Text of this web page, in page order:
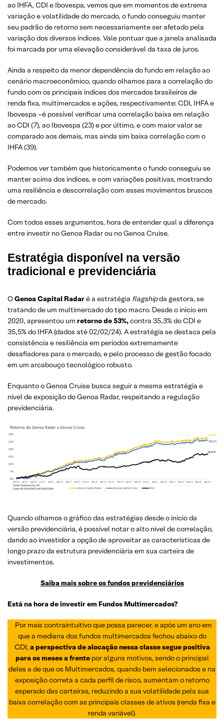
ao IHFA, CDI e Ibovespa, vemos que em momentos de extrema
variação e volatilidade do mercado, o fundo conseguiu manter
seu padrão de retorno sem necessariamente ser afetado pela
variação dos diversos índices. Vale pontuar que a janela analisada
foi marcada por uma elevação considerável da taxa de juros.
Ainda a respeito da menor dependência do fundo em relação ao
cenário macroeconômico, quando olhamos para a correlação do
fundo com os principais índices dos mercados brasileiros de
renda fixa, multimercados e ações, respectivamente: CDI, IHFA e
Ibovespa –é possível verificar uma correlação baixa em relação
ao CDI (7), ao Ibovespa (23) e por último, e com maior valor se
comparado aos demais, mas ainda sim baixa correlação com o
IHFA (39).
Podemos ver também que historicamente o fundo conseguiu se
manter acima dos índices, e com variações positivas, mostrando
uma resiliência e descorrelação com esses movimentos bruscos
de mercado.
Com todos esses argumentos, hora de entender qual a diferença
entre investir no Genoa Radar ou no Genoa Cruise.
Estratégia disponível na versão
tradicional e previdenciária
OGenoa Capital Radaré a estratégia flagshipda gestora, se
tratando de um multimercado do tipo macro. Desde o início em
2020, apresentou um retorno de 53%,contra 35,3% do CDI e
35,5% do IHFA (dados até 02/02/24). A estratégia se destaca pela
consistência e resiliência em períodos extremamente
desafiadores para o mercado, e pelo processo de gestão focado
em um arcabouço tecnológico robusto.
Enquanto o Genoa Cruise busca seguir a mesma estratégia e
nível de exposição do Genoa Radar, respeitando a regulação
previdenciária.
Quando olhamos o gráfico das estratégias desde o início da
versão previdenciária, é possível notar o alto nível de correlação,
dando ao investidor a opção de aproveitar as características de
longo prazo da estrutura previdenciária em sua carteira de
investimentos.
Saiba mais sobre os fundos previdenciários
Está na hora de investir em Fundos Multimercados?
Por mais contraintuitivo que possa parecer, e após um ano em
que a mediana dos fundos multimercados fechou abaixo do
CDI, a perspectiva de alocação nessa classe segue positiva
para os meses a frentepor alguns motivos, sendo o principal
deles a de que os Multimercados, quando bem selecionados e na
exposição correta a cada perfil de risco, aumentam o retorno
esperado das carteiras, reduzindo a sua volatilidade pela sua
baixa correlação com as principais classes de ativos (renda fixa e
renda variável).